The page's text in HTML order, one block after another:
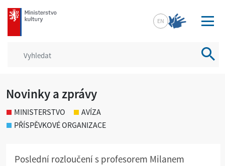
mkcr.cz
EN
Novinky a zprávy
MINISTERSTVO
AVÍZA
PŘÍSPĚVKOVÉ ORGANIZACE
Poslední rozloučení s profesorem Milanem